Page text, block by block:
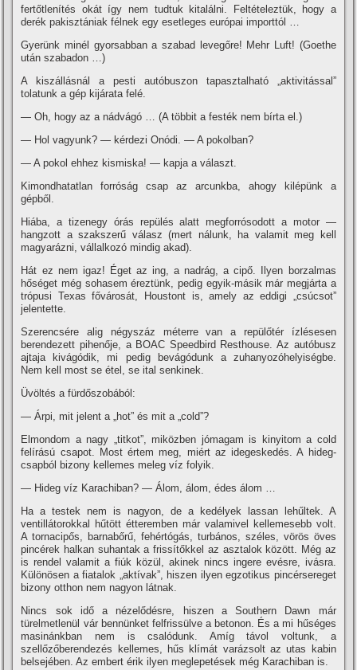
fertőtlení­tés okát í­gy nem tudtuk kitalálni. Feltételeztük, hogy a
derék pakisztániak félnek egy esetleges európai importtól …
Gyerünk minél gyorsabban a szabad levegőre! Mehr Luft! (Goethe
után szabadon …)
A kiszállásnál a pesti autóbuszon tapasztalható „aktivitással”
tolatunk a gép kijárata felé.
— Oh, hogy az a nádvágó … (A többit a festék nem bí­rta el.)
— Hol vagyunk? — kérdezi Onódi. — A pokolban?
— A pokol ehhez kismiska! — kapja a választ.
Kimondhatatlan forróság csap az arcunkba, ahogy kilépünk a
gépből.
Hiába, a tizenegy órás repülés alatt megforrósodott a motor —
hangzott a szakszerű válasz (mert nálunk, ha valamit meg kell
magyarázni, vállalkozó mindig akad).
Hát ez nem igaz! Éget az ing, a nadrág, a cipő. Ilyen borzalmas
hőséget még sohasem éreztünk, pedig egyik-másik már megjárta a
trópusi Texas fővárosát, Houstont is, amely az eddigi „csúcsot”
jelentette.
Szerencsére alig négyszáz méterre van a repülőtér í­zlésesen
berendezett pihenője, a BOAC Speedbird Resthouse. Az autóbusz
ajtaja kivágódik, mi pedig bevágódunk a zuhanyozóhelyiségbe.
Nem kell most se étel, se ital senkinek.
Üvöltés a fürdőszobából:
— Árpi, mit jelent a „hot” és mit a „cold”?
Elmondom a nagy „titkot”, miközben jómagam is kinyitom a cold
felí­rású csapot. Most értem meg, miért az idegeskedés. A hideg-
csapból bizony kellemes meleg ví­z folyik.
— Hideg ví­z Karachiban? — Álom, álom, édes álom …
Ha a testek nem is nagyon, de a kedélyek lassan lehűltek. A
ventillátorokkal hűtött étteremben már valamivel kellemesebb volt.
A tornacipős, barnabőrű, fehértógás, turbános, széles, vörös öves
pincérek halkan suhantak a frissí­tőkkel az asztalok között. Még az
is rendel valamit a fiúk közül, akinek nincs ingere evésre, ivásra.
Különösen a fiatalok „aktí­vak”, hiszen ilyen egzotikus pincérsereget
bizony otthon nem nagyon látnak.
Nincs sok idő a nézelődésre, hiszen a Southern Dawn már
türelmetlenül vár bennünket felfrissülve a betonon. És a mi hűséges
masinánkban nem is csalódunk. Amí­g távol voltunk, a
szellőzőberendezés kellemes, hűs klí­mát varázsolt az utas kabin
belsejében. Az embert érik ilyen meglepetések még Karachiban is.